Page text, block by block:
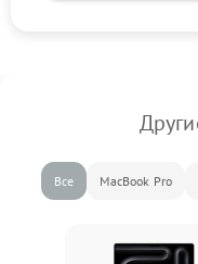
Все MacBook Pro